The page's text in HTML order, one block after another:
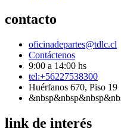
contacto
oficinadepartes@tdlc.cl
Contáctenos
9:00 a 14:00 hs
tel:+56227538300
Huérfanos 670, Piso 19
link de interés